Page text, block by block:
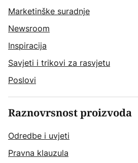
Marketinške suradnje
Newsroom
Inspiracija
Savjeti i trikovi za rasvjetu
Poslovi
Raznovrsnost proizvoda
Odredbe i uvjeti
Pravna klauzula